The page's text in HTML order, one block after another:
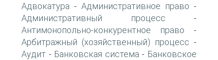
Адвокатура - Административное право -
Административный процесс -
Антимонопольно-конкурентное право -
Арбитражный (хозяйственный) процесс -
Аудит - Банковская система - Банковское